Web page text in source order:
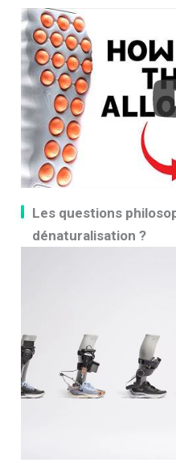
Les questions
dénaturalisation ?